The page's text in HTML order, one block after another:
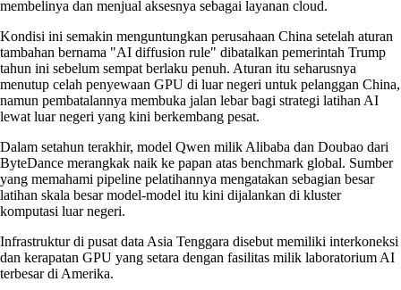
membelinya dan menjual aksesnya sebagai layanan cloud.
Kondisi ini semakin menguntungkan perusahaan China setelah aturan
tambahan bernama "AI diffusion rule" dibatalkan pemerintah Trump
tahun ini sebelum sempat berlaku penuh. Aturan itu seharusnya
menutup celah penyewaan GPU di luar negeri untuk pelanggan China,
namun pembatalannya membuka jalan lebar bagi strategi latihan AI
lewat luar negeri yang kini berkembang pesat.
Dalam setahun terakhir, model Qwen milik Alibaba dan Doubao dari
ByteDance merangkak naik ke papan atas benchmark global. Sumber
yang memahami pipeline pelatihannya mengatakan sebagian besar
latihan skala besar model-model itu kini dijalankan di kluster
komputasi luar negeri.
Infrastruktur di pusat data Asia Tenggara disebut memiliki interkoneksi
dan kerapatan GPU yang setara dengan fasilitas milik laboratorium AI
terbesar di Amerika.